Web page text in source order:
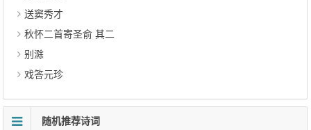
送窦秀才
秋怀二首寄圣俞 其二
别滁
戏答元珍
随机推荐诗词